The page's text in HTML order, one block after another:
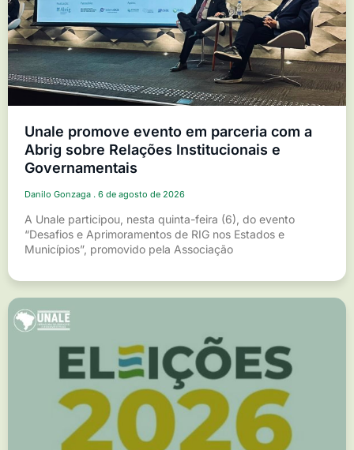
Unale promove evento em parceria com a
Abrig sobre Relações Institucionais e
Governamentais
Danilo Gonzaga 6 de agosto de 2026
A Unale participou, nesta quinta-feira (6), do evento
“Desafios e Aprimoramentos de RIG nos Estados e
Municípios”, promovido pela Associação